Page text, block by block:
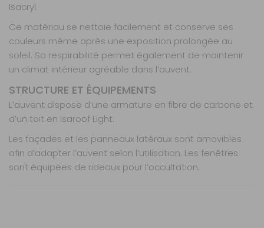
Isacryl.
Ce matériau se nettoie facilement et conserve ses
couleurs même après une exposition prolongée au
soleil. Sa respirabilité permet également de maintenir
un climat intérieur agréable dans l’auvent.
STRUCTURE ET ÉQUIPEMENTS
L’auvent dispose d’une armature en fibre de carbone et
d’un toit en Isaroof Light.
Les façades et les panneaux latéraux sont amovibles
afin d’adapter l’auvent selon l’utilisation. Les fenêtres
sont équipées de rideaux pour l’occultation.